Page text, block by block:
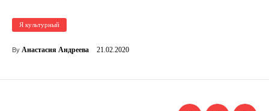
Я культурный
By Анастасия Андреева 21.02.2020